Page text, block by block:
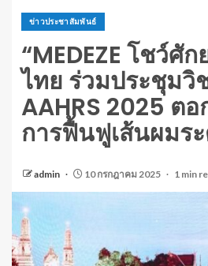
ข่าวประชาสัมพันธ์
“MEDEZE โชว์ศั
ไทย ร่วมประชุมวิ
AAHRS 2025 ต
การฟื้นฟูเส้นผมร
admin 10 กรกฎาคม 2025 1 min